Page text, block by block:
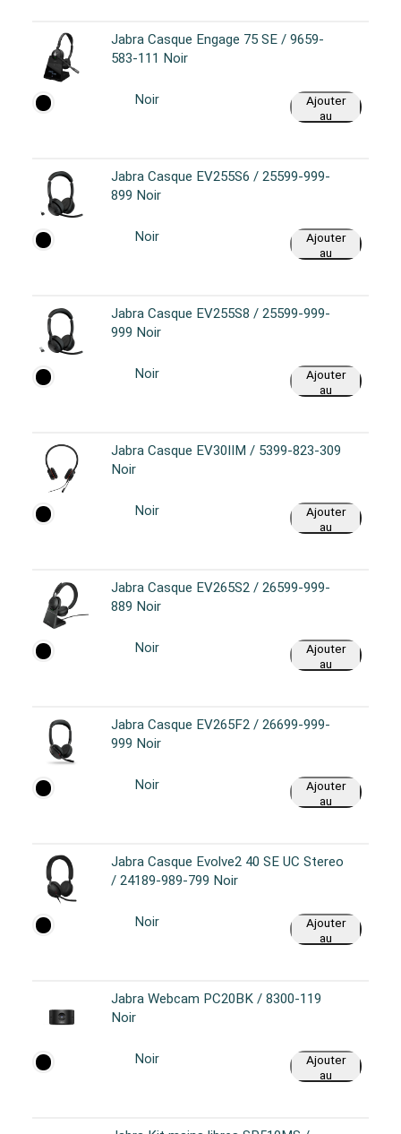
Jabra Casque Engage 75 SE / 9659-
583-111 Noir
Noir
Ajouter
au
Jabra Casque EV255S6 / 25599-999-
899 Noir
Noir
Ajouter
au
Jabra Casque EV255S8 / 25599-999-
999 Noir
Noir
Ajouter
au
Jabra Casque EV30IIM / 5399-823-309
Noir
Noir
Ajouter
au
Jabra Casque EV265S2 / 26599-999-
889 Noir
Noir
Ajouter
au
Jabra Casque EV265F2 / 26699-999-
999 Noir
Noir
Ajouter
au
Jabra Casque Evolve2 40 SE UC Stereo
/ 24189-989-799 Noir
Noir
Ajouter
au
Jabra Webcam PC20BK / 8300-119
Noir
Noir
Ajouter
au